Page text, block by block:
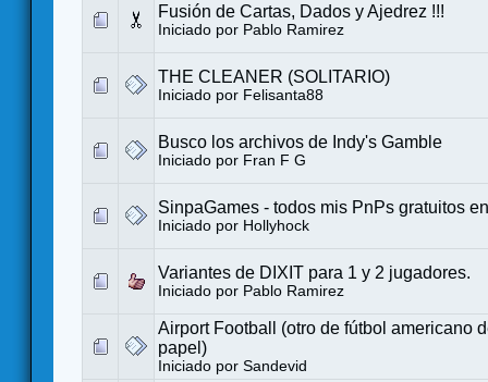
Fusión de Cartas, Dados y Ajedrez !!!
Iniciado por Pablo Ramirez
THE CLEANER (SOLITARIO)
Iniciado por Felisanta88
Busco los archivos de Indy's Gamble
Iniciado por Fran F G
SinpaGames - todos mis PnPs gratuitos
Iniciado por Hollyhock
Variantes de DIXIT para 1 y 2 jugadores.
Iniciado por Pablo Ramirez
Airport Football (otro de fútbol americano
papel)
Iniciado por Sandevid